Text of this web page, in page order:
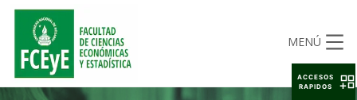
MENÚ
ACCESOS
RAPIDOS